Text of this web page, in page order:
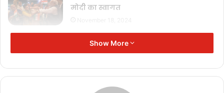
मोदी का स्वागत
फिर दुनिया भर में दहशत का पर्याय बना उत्तर
कोरिया का तानाशाह किम जोंग उन
September 5, 2024
रिश्ते सामान्य बनाने के लिए एलएसी का
Show More